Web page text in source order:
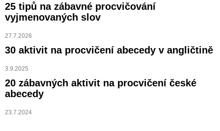
25 tipů na zábavné procvičování
vyjmenovaných slov
27.7.2026
30 aktivit na procvičení abecedy v angličtině
3.9.2025
20 zábavných aktivit na procvičení české
abecedy
23.7.2024